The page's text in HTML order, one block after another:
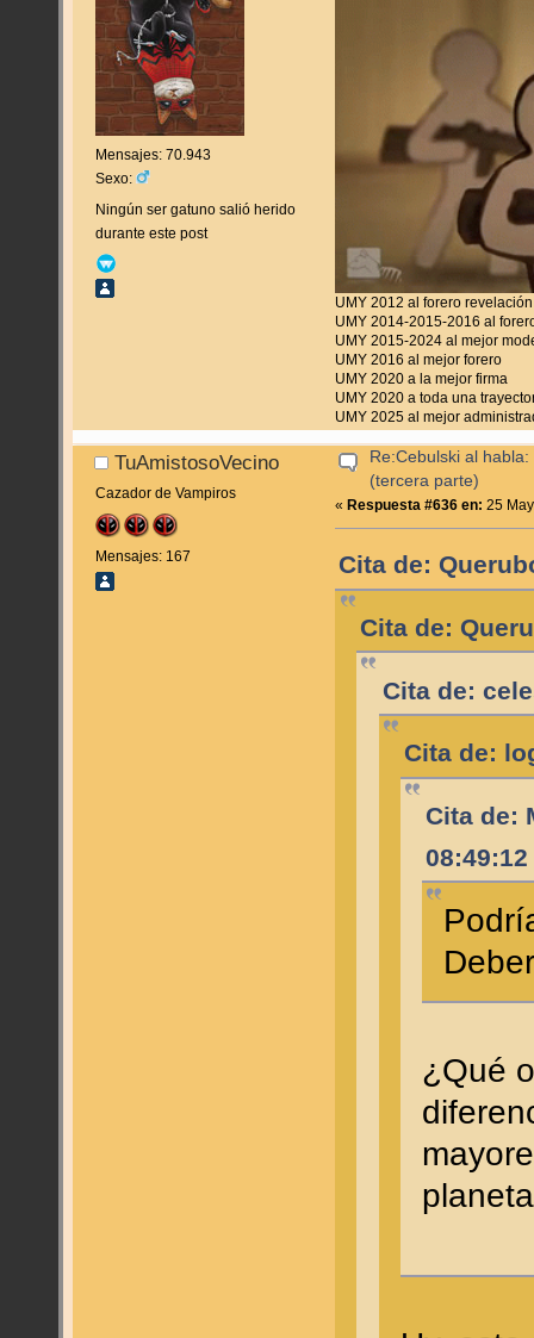
Mensajes: 70.943
Sexo:
Ningún ser gatuno salió herido
durante este post
UMY 2012 al forero revelación
UMY 2014-2015-2016 al
UMY 2015-2024 al mejor
UMY 2016 al mejor forero
UMY 2020 a la mejor firma
UMY 2020 a toda una
UMY 2025 al mejor
TuAmistosoVecino
Cazador de Vampiros
Mensajes: 167
Re:Cebulski al
(tercera parte)
« Respuesta #636 en: 25
Cita de:
Cita de:
Cita de:
Cita de:
Cita de:
08:49:12
¿Qué